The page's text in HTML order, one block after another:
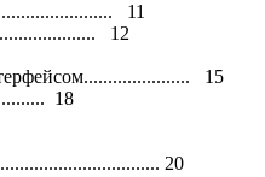
11
12
15
18
20